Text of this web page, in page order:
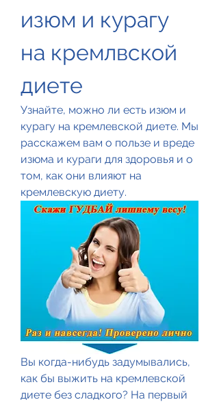
изюм и курагу
на кремлвской
диете
Узнайте, можно ли есть изюм и
курагу на кремлевской диете. Мы
расскажем вам о пользе и вреде
изюма и кураги для здоровья и о
том, как они влияют на
кремлевскую диету.
Вы когда-нибудь задумывались,
как бы выжить на кремлевской
диете без сладкого? На первый